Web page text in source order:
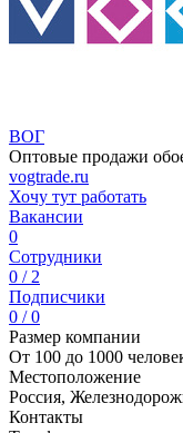
ВОГ
Оптовые продажи
vogtrade.ru
Хочу тут работать
Вакансии
0
Сотрудники
0 / 2
Подписчики
0 / 0
Размер компании
От 100 до 1000
Местоположение
Россия,
Контакты